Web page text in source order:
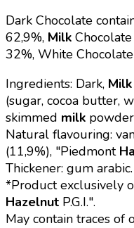
Dark Chocolate
62,9%, Milk
32%, White Chocolate
Ingredients: Dark, Milk
(sugar, cocoa butter,
skimmed milk
Natural flavouring:
(11,9%), "Piedmont
Thickener: gum
*Product exclusively
Hazelnut P.G.I.".
May contain traces of